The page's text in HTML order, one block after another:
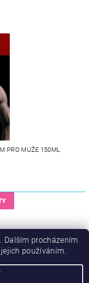
PRO MUŽE 150ML
Dalším procházením
používáním.